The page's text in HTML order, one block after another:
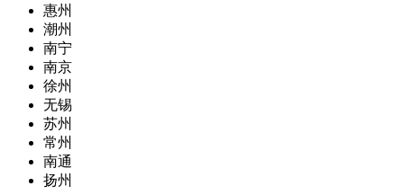
惠州
潮州
南宁
南京
徐州
无锡
苏州
常州
南通
扬州